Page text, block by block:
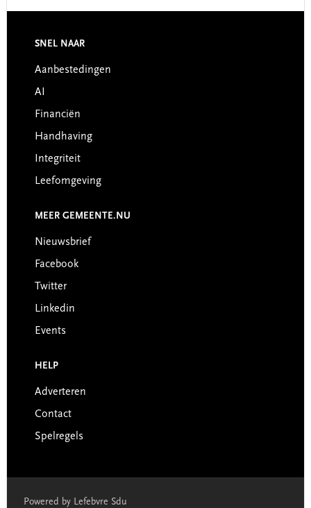
Footer
SNEL NAAR
Aanbestedingen
AI
Financiën
Handhaving
Integriteit
Leefomgeving
MEER GEMEENTE.NU
Nieuwsbrief
Facebook
Twitter
Linkedin
Events
HELP
Adverteren
Contact
Spelregels
Powered by Lefebvre Sdu